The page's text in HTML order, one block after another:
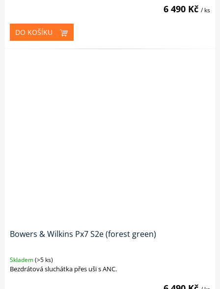
6 490 Kč / ks
DO KOŠÍKU
Bowers & Wilkins Px7 S2e (forest green)
Skladem(>5 ks)
Bezdrátová sluchátka přes uši s ANC.